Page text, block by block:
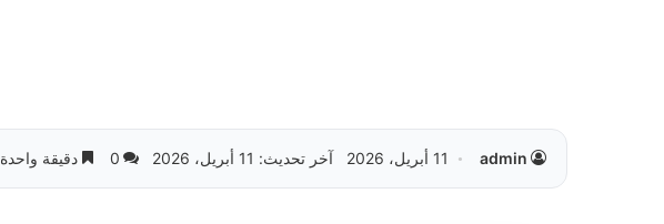
admin 11 أبريل، 2026 آخر تحديث: 11 أبريل، 2026 0 دقيقة واحدة